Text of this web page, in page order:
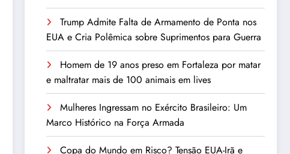
Trump Admite Falta de Armamento de Ponta nos
EUA e Cria Polêmica sobre Suprimentos para Guerra
Homem de 19 anos preso em Fortaleza por matar
e maltratar mais de 100 animais em lives
Mulheres Ingressam no Exército Brasileiro: Um
Marco Histórico na Força Armada
Copa do Mundo em Risco? Tensão EUA-Irã e